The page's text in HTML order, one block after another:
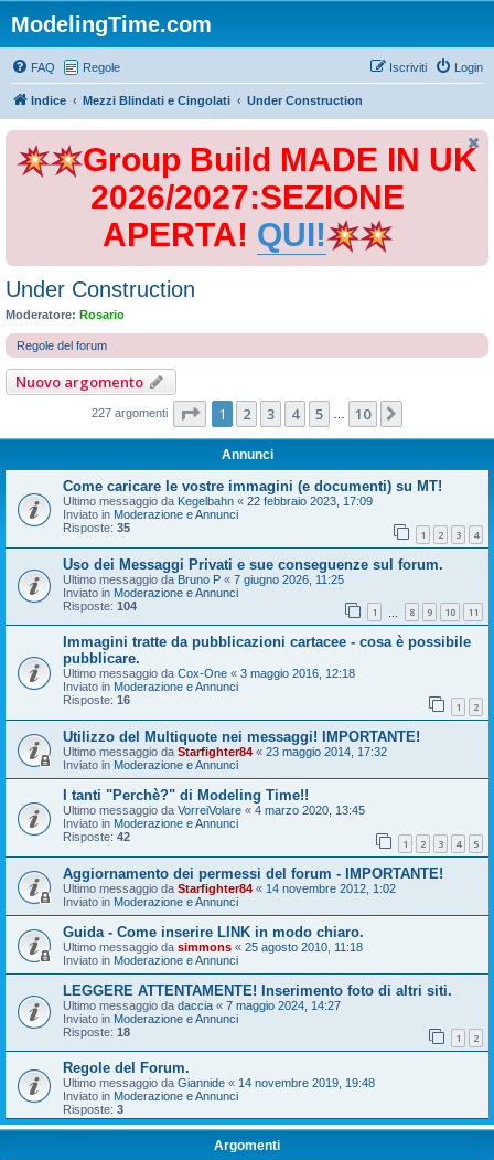
ModelingTime.com
FAQ Regole Login
Iscriviti
Indice Mezzi Blindati e Cingolati Under Construction
Group Build MADE IN UK
2026/2027:SEZIONE
APERTA! QUI!
Under Construction
Moderatore: Rosario
Regole del forum
Nuovo argomento
227 argomenti Pagina di 10
1 2 3 4 5 10
Annunci
Come caricare le vostre immagini (e documenti) su MT!
Ultimo messaggio da Kegelbahn « 22 febbraio 2023, 17:09
Inviato in Moderazione e Annunci
Risposte: 35 1 2 3 4
Uso dei Messaggi Privati e sue conseguenze sul forum.
Ultimo messaggio da Bruno P « 7 giugno 2026, 11:25
Inviato in Moderazione e Annunci
Risposte: 104 1 8 9 10 11
Immagini tratte da pubblicazioni cartacee - cosa è possibile
pubblicare.
Ultimo messaggio da Cox-One « 3 maggio 2016, 12:18
Inviato in Moderazione e Annunci
Risposte: 16 1 2
Utilizzo del Multiquote nei messaggi! IMPORTANTE!
Ultimo messaggio da Starfighter84 « 23 maggio 2014, 17:32
Inviato in Moderazione e Annunci
I tanti "Perchè?" di Modeling Time!!
Ultimo messaggio da VorreiVolare « 4 marzo 2020, 13:45
Inviato in Moderazione e Annunci
Risposte: 42 1 2 3 4 5
Aggiornamento dei permessi del forum - IMPORTANTE!
Ultimo messaggio da Starfighter84 « 14 novembre 2012, 1:02
Inviato in Moderazione e Annunci
Guida - Come inserire LINK in modo chiaro.
Ultimo messaggio da simmons « 25 agosto 2010, 11:18
Inviato in Moderazione e Annunci
LEGGERE ATTENTAMENTE! Inserimento foto di altri siti.
Ultimo messaggio da daccia « 7 maggio 2024, 14:27
Inviato in Moderazione e Annunci
Risposte: 18 1 2
Regole del Forum.
Ultimo messaggio da Giannide « 14 novembre 2019, 19:48
Inviato in Moderazione e Annunci
Risposte: 3
Argomenti